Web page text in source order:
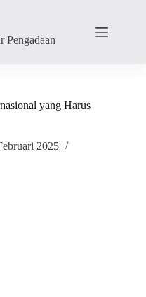
Pengadaan
yang Harus
2025